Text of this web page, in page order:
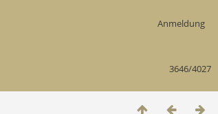
Anmeldung
3646/4027